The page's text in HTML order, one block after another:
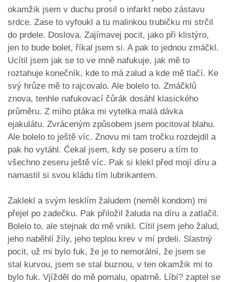
okamžik jsem v duchu prosil o infarkt nebo zástavu
srdce. Zase to vyfoukl a tu malinkou trubičku mi strčil
do prdele. Doslova. Zajímavej pocit, jako při klistýro,
jen to bude bolet, říkal jsem si. A pak to jednou zmáčkl.
Ucítil jsem jak se to ve mně nafukuje, jak mě to
roztahuje konečník, kde to má zalud a kde mě tlačí. Ke
svý hrůze mě to rajcovalo. Ale bolelo to. Zmáčklů
znova, tenhle nafukovací čůrák dosáhl klasického
průměru. Z mího ptáka mi vytelka malá dávka
ejakulátu. Zvráceným způsobem jsem pocitoval blahu.
Ale bolelo to ještě víc. Znovu mi tam tročku rozdejdil a
pak ho vytáhl. Čekal jsem, kdy se poseru a tím to
všechno zeseru ještě víc. Pak si klekl před mojí díru a
namastil si svou kládu tím lubrikantem.
Zaklekl a svým lesklím žaludem (neměl kondom) mi
přejel po zadečku. Pak přiložil žaluda na díru a zatlačil.
Bolelo to, ale stejnak do mě vnikl. Cítil jsem jeho žalud,
jeho naběhlí žíly, jeho teplou krev v mí prdeli. Slastný
pocit, už mi bylo fuk, že je to nemorální, že jsem se
stal kurvou, jsem se stal buznou, v ten okamžik mi to
bylo fuk. Vjížděl do mě pomalu, opatrně. Líbí? zaptel se